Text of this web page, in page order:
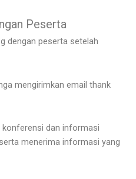
Peserta
dengan peserta setelah
mengirimkan email thank
konferensi dan informasi
menerima informasi yang